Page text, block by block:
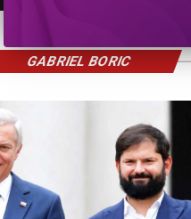
GABRIEL BORIC